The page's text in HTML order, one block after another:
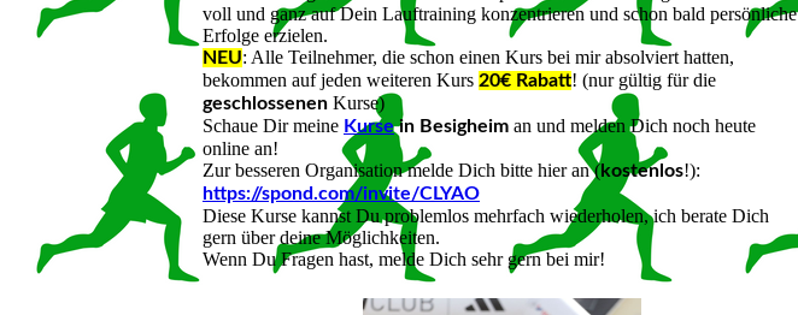
voll und ganz auf Dein Lauftraining konzentrieren und schon bald persönliche
Erfolge erzielen.
NEU: Alle Teilnehmer, die schon einen Kurs bei mir absolviert hatten,
bekommen auf jeden weiteren Kurs 20€ Rabatt! (nur gültig für die
geschlossenen Kurse)
Schaue Dir meine Kursein Besigheim an und melden Dich noch heute
online an!
Zur besseren Organisation melde Dich bitte hier an (kostenlos!):
https://spond.com/invite/CLYAO
Diese Kurse kannst Du problemlos mehrfach wiederholen, ich berate Dich
gern über deine Möglichkeiten.
Wenn Du Fragen hast, melde Dich sehr gern bei mir!